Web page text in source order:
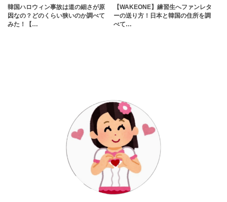
韓国ハロウィン事故は道の細さが原
因なの？どのくらい狭いのか調べて
みた！【…
【WAKEONE】練習生へファンレタ
ーの送り方！日本と韓国の住所を調
べて…